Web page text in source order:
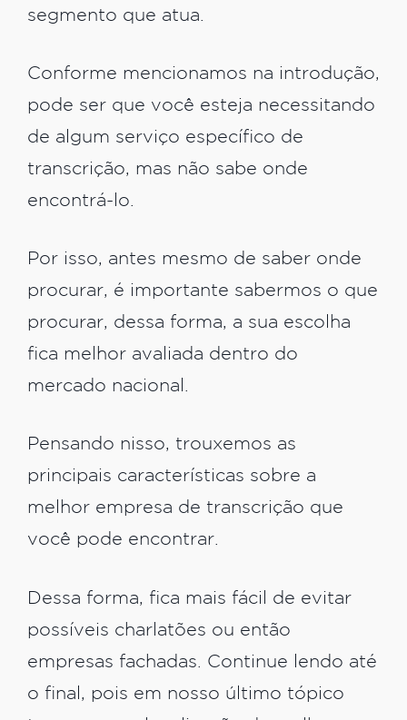
segmento que atua.
Conforme mencionamos na introdução,
pode ser que você esteja necessitando
de algum serviço específico de
transcrição, mas não sabe onde
encontrá-lo.
Por isso, antes mesmo de saber onde
procurar, é importante sabermos o que
procurar, dessa forma, a sua escolha
fica melhor avaliada dentro do
mercado nacional.
Pensando nisso, trouxemos as
principais características sobre a
melhor empresa de transcrição que
você pode encontrar.
Dessa forma, fica mais fácil de evitar
possíveis charlatões ou então
empresas fachadas. Continue lendo até
o final, pois em nosso último tópico